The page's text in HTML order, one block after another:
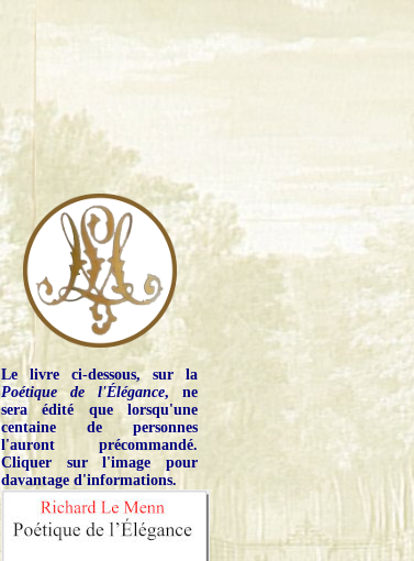
Le livre ci-dessous, sur la
Poétique de l'Élégance, ne
sera édité que lorsqu'une
centaine de personnes
l'auront précommandé.
Cliquer sur l'image pour
davantage d'informations.